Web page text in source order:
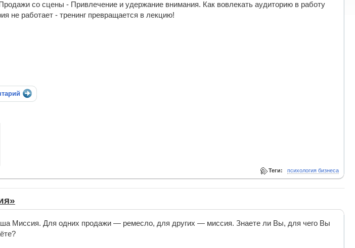
со сцены - Привлечение и удержание внимания. Как вовлекать аудиторию в работу
не работает - тренинг превращается в лекцию!
Теги: психология бизнеса
Миссия. Для одних продажи — ремесло, для других — миссия. Знаете ли Вы, для чего Вы